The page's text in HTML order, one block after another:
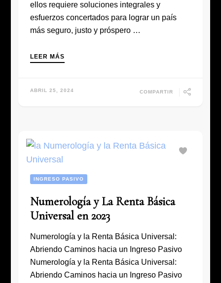
ellos requiere soluciones integrales y
esfuerzos concertados para lograr un país
más seguro, justo y próspero …
LEER MÁS
ABRIL 25, 2024 COMPARTIR
INGRESO PASIVO
Numerología y La Renta Básica
Universal en 2023
Numerología y la Renta Básica Universal:
Abriendo Caminos hacia un Ingreso Pasivo
Numerología y la Renta Básica Universal:
Abriendo Caminos hacia un Ingreso Pasivo